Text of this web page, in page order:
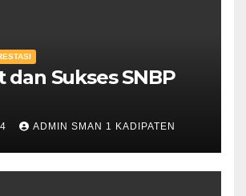
dan Sukses SNBP
ADMIN SMAN 1 KADIPATEN